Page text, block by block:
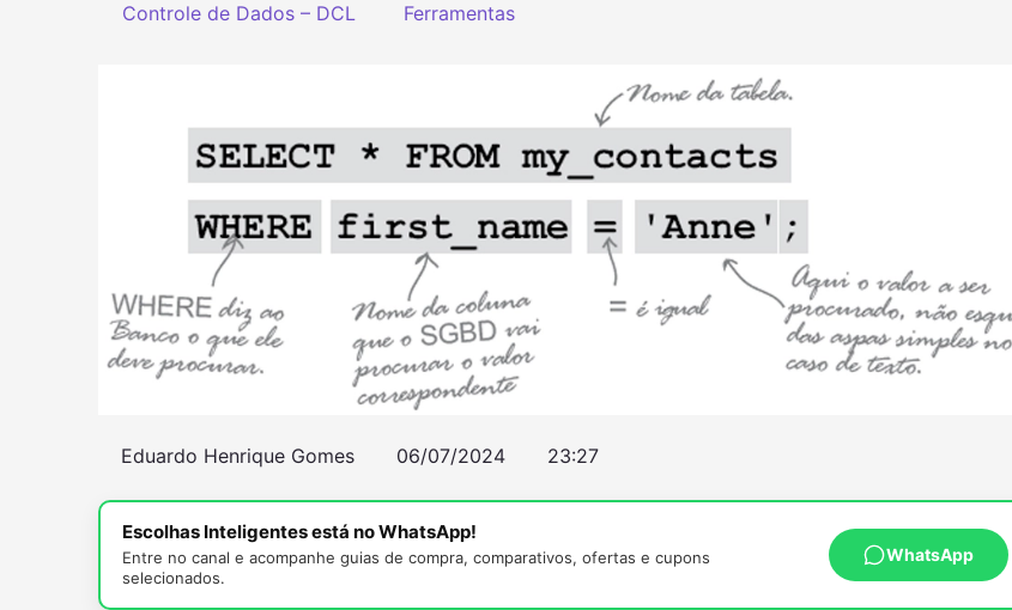
Controle de Dados – DCL Ferramentas
Eduardo Henrique Gomes 06/07/2024 23:27
Escolhas Inteligentes está no WhatsApp!
Entre no canal e acompanhe guias de compra, comparativos, ofertas e cupons
selecionados.
WhatsApp